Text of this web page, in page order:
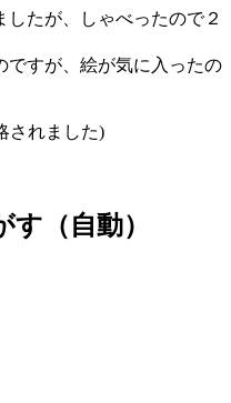
たが、しゃべったので２
ですが、絵が気に入ったの
されました)
（自動）